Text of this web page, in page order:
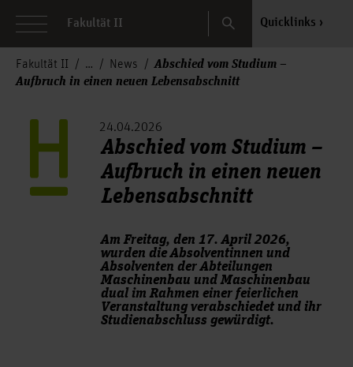
Fakultät II Search Quicklinks
Fakultät II News
Abschied vom Studium –
Aufbruch in einen neuen Lebensabschnitt
24.04.2026
Abschied vom Studium –
Aufbruch in einen neuen
Lebensabschnitt
Am Freitag, den 17. April 2026,
wurden die Absolventinnen und
Absolventen der Abteilungen
Maschinenbau und Maschinenbau
dual im Rahmen einer feierlichen
Veranstaltung verabschiedet und ihr
Studienabschluss gewürdigt.